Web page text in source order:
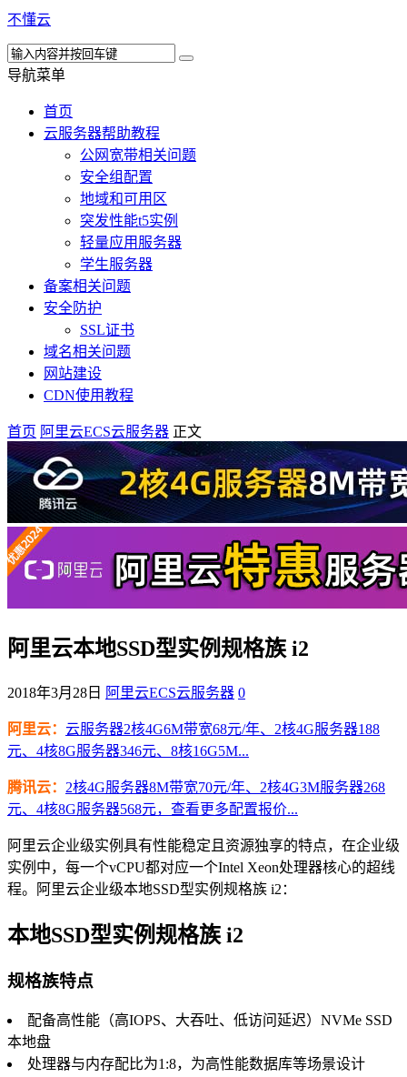
不懂云
导航菜单
首页
云服务器帮助教程
公网宽带相关问题
安全组配置
地域和可用区
突发性能t5实例
轻量应用服务器
学生服务器
备案相关问题
安全防护
SSL证书
域名相关问题
网站建设
CDN使用教程
首页 阿里云ECS云服务器 正文
阿里云本地SSD型实例规格族 i2
2018年3月28日 阿里云ECS云服务器 0
阿里云： 云服务器2核4G6M带宽68元/年、2核4G服务器188
元、4核8G服务器346元、8核16G5M...
腾讯云： 2核4G服务器8M带宽70元/年、2核4G3M服务器268
元、4核8G服务器568元，查看更多配置报价...
阿里云企业级实例具有性能稳定且资源独享的特点，在企业级
实例中，每一个vCPU都对应一个Intel Xeon处理器核心的超线
程。阿里云企业级本地SSD型实例规格族 i2：
本地SSD型实例规格族 i2
规格族特点
配备高性能（高IOPS、大吞吐、低访问延迟）NVMe SSD
本地盘
处理器与内存配比为1:8，为高性能数据库等场景设计